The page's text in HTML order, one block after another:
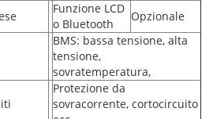
Funzione LCD
o Bluetooth
Opzionale
BMS: bassa tensione, alta
tensione,
sovratemperatura,
Protezione da
sovracorrente, cortocircuito